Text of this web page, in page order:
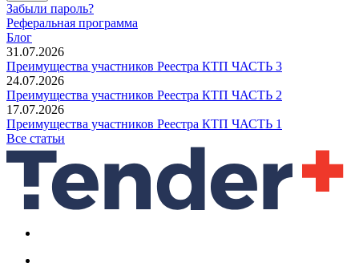
Забыли пароль?
Реферальная программа
Блог
31.07.2026
Преимущества участников Реестра КТП ЧАСТЬ 3
24.07.2026
Преимущества участников Реестра КТП ЧАСТЬ 2
17.07.2026
Преимущества участников Реестра КТП ЧАСТЬ 1
Все статьи